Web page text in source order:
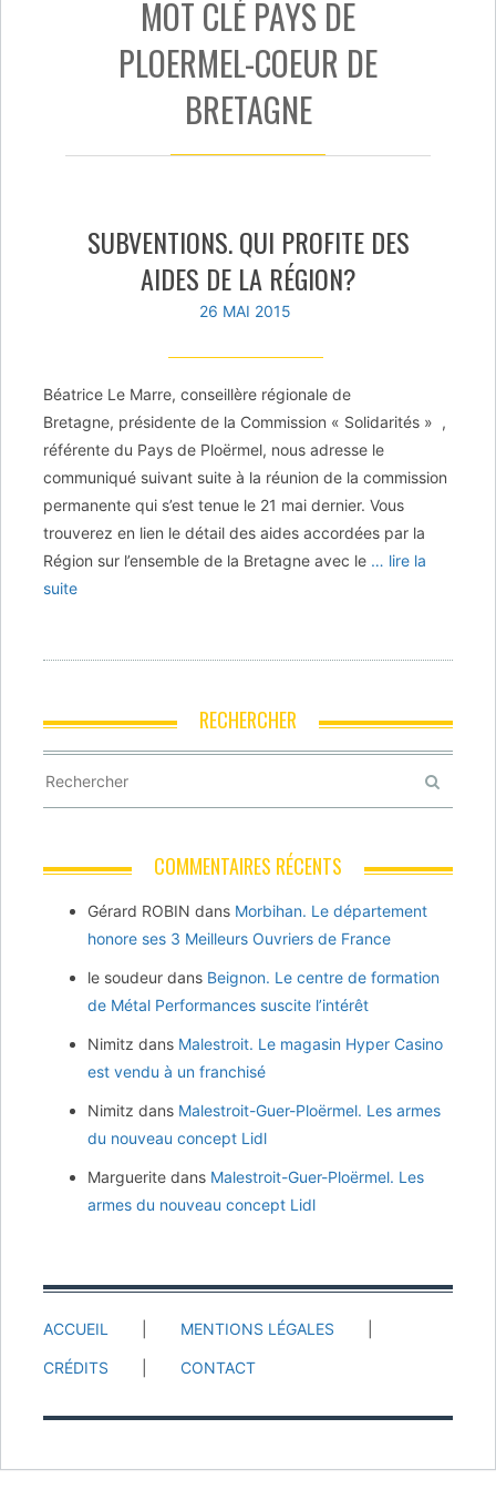
MOT CLÉ PAYS DE
PLOERMEL-COEUR DE
BRETAGNE
SUBVENTIONS. QUI PROFITE DES
AIDES DE LA RÉGION?
26 MAI 2015
Béatrice Le Marre, conseillère régionale de
Bretagne, présidente de la Commission « Solidarités » ,
référente du Pays de Ploërmel, nous adresse le
communiqué suivant suite à la réunion de la commission
permanente qui s’est tenue le 21 mai dernier. Vous
trouverez en lien le détail des aides accordées par la
Région sur l’ensemble de la Bretagne avec le … lire la
suite
RECHERCHER
COMMENTAIRES RÉCENTS
Gérard ROBIN dans Morbihan. Le département
honore ses 3 Meilleurs Ouvriers de France
le soudeur dans Beignon. Le centre de formation
de Métal Performances suscite l’intérêt
Nimitz dans Malestroit. Le magasin Hyper Casino
est vendu à un franchisé
Nimitz dans Malestroit-Guer-Ploërmel. Les armes
du nouveau concept Lidl
Marguerite dans Malestroit-Guer-Ploërmel. Les
armes du nouveau concept Lidl
ACCUEIL MENTIONS LÉGALES
CRÉDITS CONTACT